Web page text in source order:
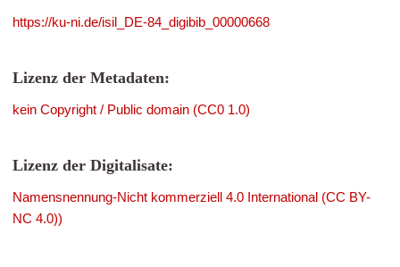
https://ku-ni.de/isil_DE-84_digibib_00000668
Lizenz der Metadaten:
kein Copyright / Public domain (CC0 1.0)
Lizenz der Digitalisate:
Namensnennung-Nicht kommerziell 4.0 International (CC BY-
NC 4.0))